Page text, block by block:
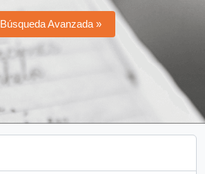
Búsqueda Avanzada »